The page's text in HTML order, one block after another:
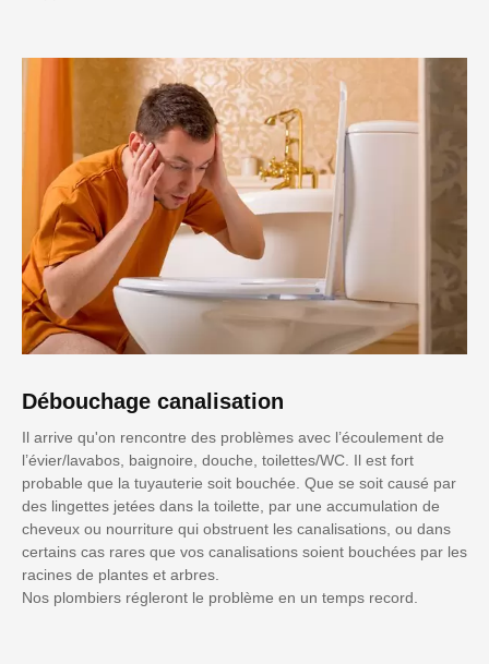
Débouchage canalisation
Il arrive qu'on rencontre des problèmes avec l’écoulement de
l’évier/lavabos, baignoire, douche, toilettes/WC. Il est fort
probable que la tuyauterie soit bouchée. Que se soit causé par
des lingettes jetées dans la toilette, par une accumulation de
cheveux ou nourriture qui obstruent les canalisations, ou dans
certains cas rares que vos canalisations soient bouchées par les
racines de plantes et arbres.
Nos plombiers régleront le problème en un temps record.